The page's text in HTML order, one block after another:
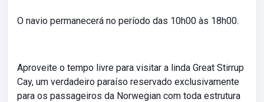
O navio permanecerá no período das 10h00 às 18h00.
Aproveite o tempo livre para visitar a linda Great Stirrup
Cay, um verdadeiro paraíso reservado exclusivamente
para os passageiros da Norwegian com toda estrutura